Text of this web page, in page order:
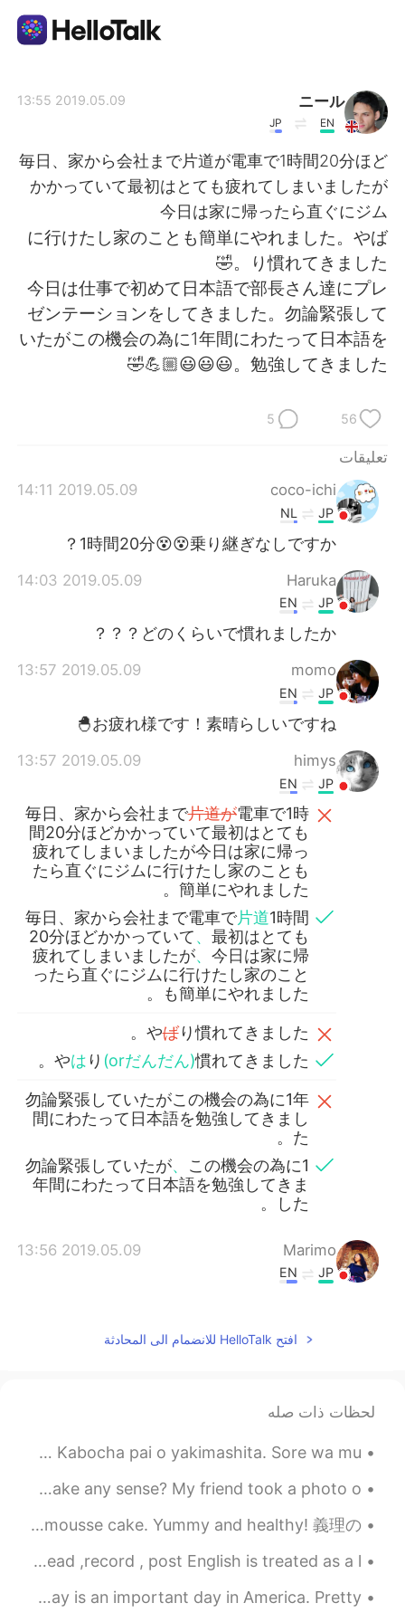
العربية
简体中文
繁體中文 Español
Deutsch
Türkçe Tiếng Việt
ニール
EN
JP
2019.05.09 13:55
毎日、家から会社まで片道が電車で1時間20分ほど
かかっていて最初はとても疲れてしまいましたが
今日は家に帰ったら直ぐにジム
に行けたし家のことも簡単にやれました。やば
り慣れてきました。🤣
今日は仕事で初めて日本語で部長さん達にプレ
ゼンテーションをしてきました。勿論緊張して
いたがこの機会の為に1年間にわたって日本語を
勉強してきました。😃😃😃💪🏼🤣
56
5
تعليقات
coco-ichi
2019.05.09 14:11
JP
NL
1時間20分😵😵乗り継ぎなしですか？
Haruka
2019.05.09 14:03
JP
EN
どのくらいで慣れましたか？？？
momo
2019.05.09 13:57
JP
EN
お疲れ様です！素晴らしいですね🐣
himys
2019.05.09 13:57
JP
EN
毎日、家から会社まで片道が電車で1時
間20分ほどかかっていて最初はとても
疲れてしまいましたが今日は家に帰っ
たら直ぐにジムに行けたし家のことも
簡単にやれました。
毎日、家から会社まで電車で片道1時間
20分ほどかかっていて、 最初はとても
疲れてしまいましたが、 今日は家に帰
ったら直ぐにジムに行けたし家のこと
も簡単にやれました。
やばり慣れてきました。
やは り (orだんだん)慣れてきました。
勿論緊張していたがこの機会の為に1年
間にわたって日本語を勉強してきまし
た。
勿論緊張していたが、
この機会の為に1
年間にわたって日本語を勉強してきま
した。
Marimo
2019.05.09 13:56
JP
EN
やは り慣れてきました。
افتح HelloTalk للانضمام الى المحادثة
لحظات ذات صله
かぼちゃパイを焼きました。🎃 それは難しく、長い時間がかかりました。 でも美味しいです！秋の食べ物が大好きです。🍂🍁 Kabocha pai o yakimashita. Sore wa mu...
ニューヨークの太ってるリスがかわいいね！ 友達はリスの写真を撮ってる私の写真を撮りました。笑 Does it make any sense? My friend took a photo o...
Mother in law’s new experiments, it’s a grapefruit jelly and mousse cake. Yummy and healthy! 義理の...
Many HT users😎 want help in English 😊✌🏻👍🏻 please read ,record , post English is treated as a l...
アメリカでは、今日は大事な日です。ほとんどのアメリカ人はその時にどこにいて何をしていたを覚えています。 Today is an important day in America. Pretty...